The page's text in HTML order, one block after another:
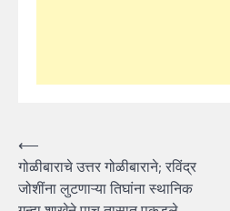
navigation
गोळीबाराचे उत्तर गोळीबाराने; रविंद्र
जोशींना लुटणाऱ्या तिघांना स्थानिक
गुन्हा शाखेने पाच तासात पकडले